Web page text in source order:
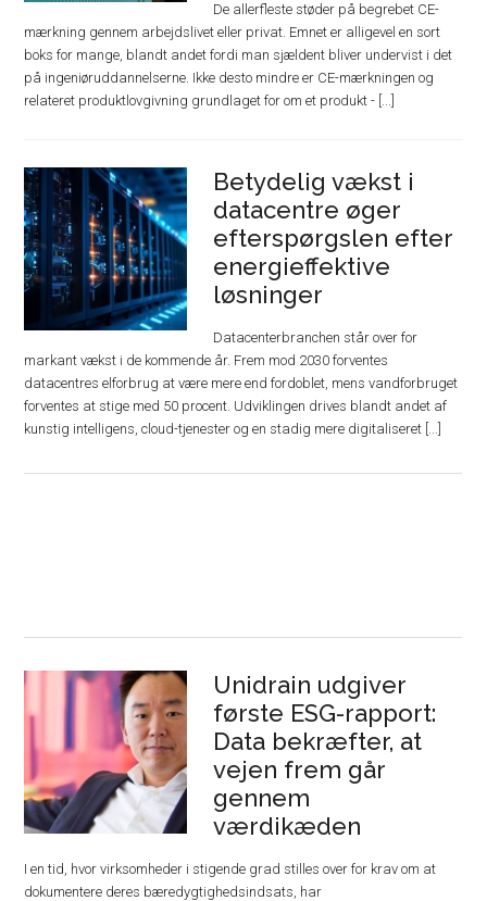
De allerfleste støder på begrebet CE-
mærkning gennem arbejdslivet eller privat. Emnet er alligevel en sort
boks for mange, blandt andet fordi man sjældent bliver undervist i det
på ingeniøruddannelserne. Ikke desto mindre er CE-mærkningen og
relateret produktlovgivning grundlaget for om et produkt - [...]
Betydelig vækst i
datacentre øger
efterspørgslen efter
energieffektive
løsninger
Datacenterbranchen står over for
markant vækst i de kommende år. Frem mod 2030 forventes
datacentres elforbrug at være mere end fordoblet, mens vandforbruget
forventes at stige med 50 procent. Udviklingen drives blandt andet af
kunstig intelligens, cloud-tjenester og en stadig mere digitaliseret [...]
Unidrain udgiver
første ESG-rapport:
Data bekræfter, at
vejen frem går
gennem
værdikæden
I en tid, hvor virksomheder i stigende grad stilles over for krav om at
dokumentere deres bæredygtighedsindsats, har